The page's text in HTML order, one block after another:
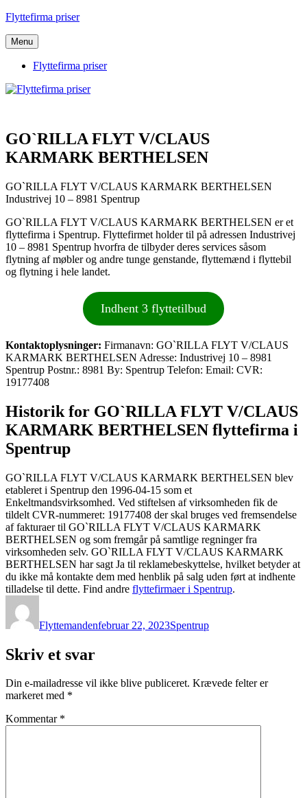
Videre
indhold
Flyttefirma priser
Menu
Flyttefirma priser
GO`RILLA FLYT V/CLAUS
KARMARK BERTHELSEN
GO`RILLA FLYT V/CLAUS KARMARK BERTHELSEN
Industrivej 10 – 8981 Spentrup
GO`RILLA FLYT V/CLAUS KARMARK BERTHELSEN er et
flyttefirma i Spentrup. Flyttefirmet holder til på adressen Industrivej
10 – 8981 Spentrup hvorfra de tilbyder deres services såsom
flytning af møbler og andre tunge genstande, flyttemænd i flyttebil
og flytning i hele landet.
Indhent 3 flyttetilbud
Kontaktoplysninger: Firmanavn: GO`RILLA FLYT V/CLAUS
KARMARK BERTHELSEN Adresse: Industrivej 10 – 8981
Spentrup Postnr.: 8981 By: Spentrup Telefon: Email: CVR:
19177408
Historik for GO`RILLA FLYT V/CLAUS
KARMARK BERTHELSEN flyttefirma i
Spentrup
GO`RILLA FLYT V/CLAUS KARMARK BERTHELSEN blev
etableret i Spentrup den 1996-04-15 som et
Enkeltmandsvirksomhed. Ved stiftelsen af virksomheden fik de
tildelt CVR-nummeret: 19177408 der skal bruges ved fremsendelse
af fakturaer til GO`RILLA FLYT V/CLAUS KARMARK
BERTHELSEN og som fremgår på samtlige regninger fra
virksomheden selv. GO`RILLA FLYT V/CLAUS KARMARK
BERTHELSEN har sagt Ja til reklamebeskyttelse, hvilket betyder at
du ikke må kontakte dem med henblik på salg uden ført at indhente
tilladelse til dette. Find andre flyttefirmaer i Spentrup.
Flyttemandenfebruar 22, 2023Spentrup
Skriv et svar
Din e-mailadresse vil ikke blive publiceret. Krævede felter er
markeret med *
Kommentar *